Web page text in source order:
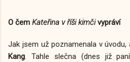
O čem Kateřina v říši kimčivypráví
Jak jsem už poznamenala v úvodu,
Kang. Tahle slečna (dnes již